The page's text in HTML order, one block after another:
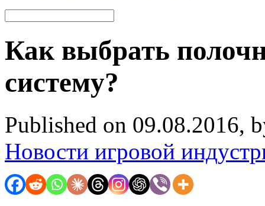
Как выбрать
систему?
Published on 09.08.2016,
Новости игровой